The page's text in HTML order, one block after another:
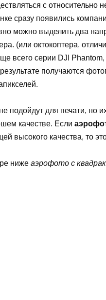
с относительно
сразу появились
можно выделить два
(или октокоптера,
всего серии DJI
получаются
подойдут для печати, но
качестве. Если
высокого качества, то
ниже аэрофото с